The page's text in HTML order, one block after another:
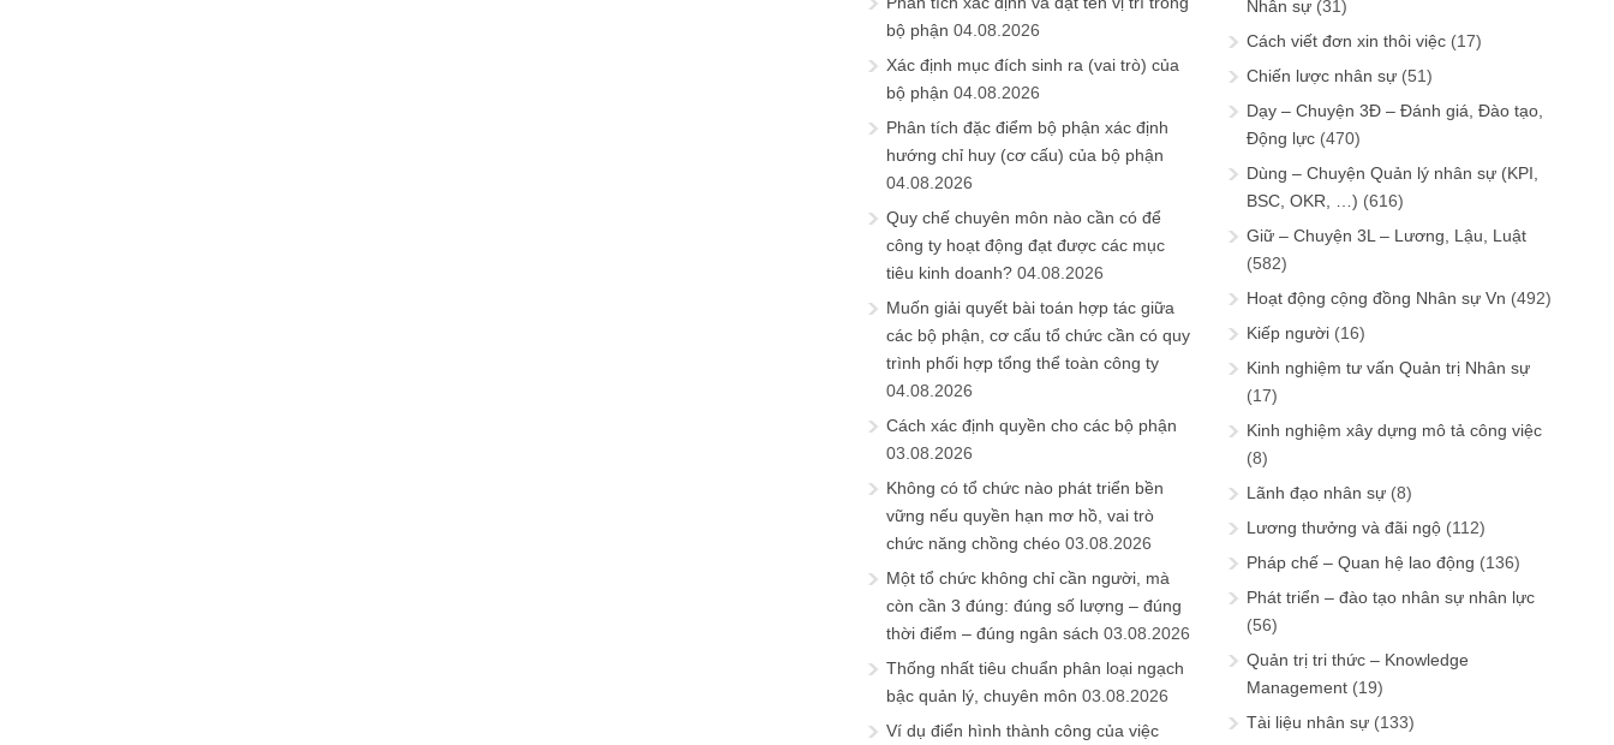
bộ phận 04.08.2026
Xác định mục đích sinh ra (vai trò) của
bộ phận 04.08.2026
Phân tích đặc điểm bộ phận xác định
hướng chỉ huy (cơ cấu) của bộ phận
04.08.2026
Quy chế chuyên môn nào cần có để
công ty hoạt động đạt được các mục
tiêu kinh doanh? 04.08.2026
Muốn giải quyết bài toán hợp tác giữa
các bộ phận, cơ cấu tổ chức cần có quy
trình phối hợp tổng thể toàn công ty
04.08.2026
Cách xác định quyền cho các bộ phận
03.08.2026
Không có tổ chức nào phát triển bền
vững nếu quyền hạn mơ hồ, vai trò
chức năng chồng chéo 03.08.2026
Một tổ chức không chỉ cần người, mà
còn cần 3 đúng: đúng số lượng – đúng
thời điểm – đúng ngân sách 03.08.2026
Thống nhất tiêu chuẩn phân loại ngạch
bậc quản lý, chuyên môn 03.08.2026
Ví dụ điển hình thành công của việc
Nhân sự (31)
Cách viết đơn xin thôi việc (17)
Chiến lược nhân sự (51)
Dạy – Chuyện 3Đ – Đánh giá, Đào tạo,
Động lực (470)
Dùng – Chuyện Quản lý nhân sự (KPI,
BSC, OKR, …) (616)
Giữ – Chuyện 3L – Lương, Lậu, Luật
(582)
Hoạt động cộng đồng Nhân sự Vn (492)
Kiếp người (16)
Kinh nghiệm tư vấn Quản trị Nhân sự
(17)
Kinh nghiệm xây dựng mô tả công việc
(8)
Lãnh đạo nhân sự (8)
Lương thưởng và đãi ngộ (112)
Pháp chế – Quan hệ lao động (136)
Phát triển – đào tạo nhân sự nhân lực
(56)
Quản trị tri thức – Knowledge
Management (19)
Tài liệu nhân sự (133)